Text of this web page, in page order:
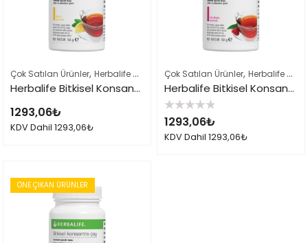
Çok Satılan Ürünler, Herbalife Çayları ve İçeçekler ,Herbalife Ürün Listesi
Herbalife Bitkisel Konsantre Çay 50gr Limon
1293,06₺
KDV Dahil 1293,06₺
Çok Satılan Ürünler, Herbalife Çayları ve İçeçekler
Herbalife Bitkisel Konsantre Çay 50gr Ahududu
5
üzerinden
0
oy
1293,06₺
KDV Dahil 1293,06₺
ÖNE ÇIKAN ÜRÜNLER